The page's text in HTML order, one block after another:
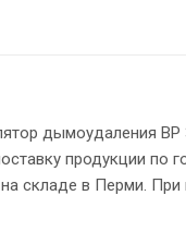
дымоудаления
продукции по
на складе в Перми.